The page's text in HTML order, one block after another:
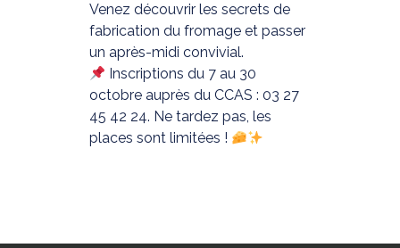
Venez découvrir les secrets de
fabrication du fromage et passer
un après-midi convivial.
Inscriptions du 7 au 30
octobre auprès du CCAS : 03 27
45 42 24. Ne tardez pas, les
places sont limitées !